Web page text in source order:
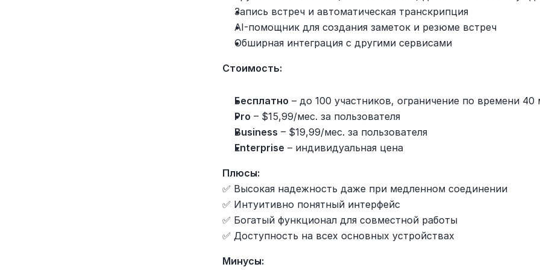
Запись встреч и автоматическая транскрипция
AI-помощник для создания заметок и резюме встреч
Обширная интеграция с другими сервисами
Стоимость:
Бесплатно – до 100 участников, ограничение по времени 40
Pro – $15,99/мес. за пользователя
Business – $19,99/мес. за пользователя
Enterprise – индивидуальная цена
Плюсы:
✅ Высокая надежность даже при медленном соединении
✅ Интуитивно понятный интерфейс
✅ Богатый функционал для совместной работы
✅ Доступность на всех основных устройствах
Минусы: